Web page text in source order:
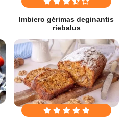
Imbiero gėrimas deginantis
riebalus